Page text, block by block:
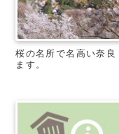
桜の名所で名高い奈
ます。